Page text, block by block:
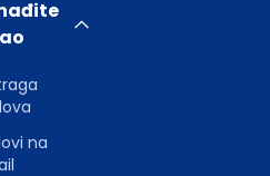
na